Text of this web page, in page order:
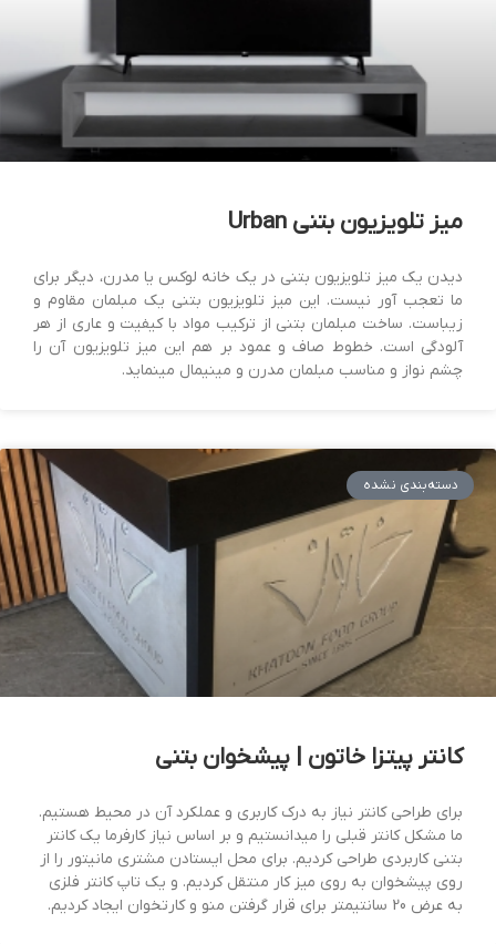
میز تلویزیون بتنی Urban
دیدن یک میز تلویزیون بتنی در یک خانه لوکس یا مدرن، دیگر برای
ما تعجب آور نیست. این میز تلویزیون بتنی یک مبلمان مقاوم و
زیباست. ساخت مبلمان بتنی از ترکیب مواد با کیفیت و عاری از هر
آلودگی است. خطوط صاف و عمود بر هم این میز تلویزیون آن را
چشم نواز و مناسب مبلمان مدرن و مینیمال مینماید.
دسته‌بندی نشده
کانتر پیتزا خاتون | پیشخوان بتنی
برای طراحی کانتر نیاز به درک کاربری و عملکرد آن در محیط هستیم.
ما مشکل کانتر قبلی را میدانستیم و بر اساس نیاز کارفرما یک کانتر
بتنی کاربردی طراحی کردیم. برای محل ایستادن مشتری مانیتور را از
روی پیشخوان به روی میز کار منتقل کردیم. و یک تاپ کانتر فلزی
به عرض 20 سانتیمتر برای قرار گرفتن منو و کارتخوان ایجاد کردیم.